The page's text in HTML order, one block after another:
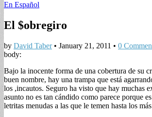
En Español
El $obregiro
by David Taber• January 21, 2011 • 0
body:
Bajo la inocente forma de una cobertura de su
buen nombre, hay una trampa que está
los ,incautos. Seguro ha visto que hay muchas
asunto no es tan cándido como parece porque
letritas menudas a las que le temen hasta los